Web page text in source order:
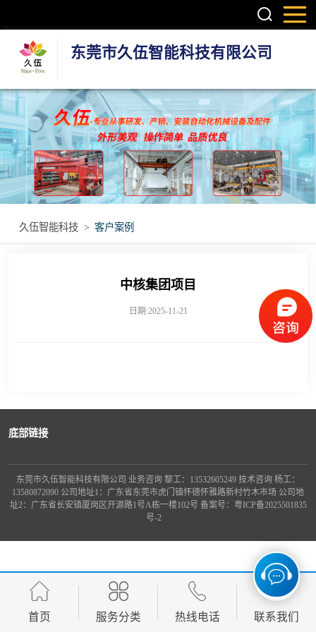
东莞市久伍智能科技有限公司
久伍智能科技 > 客户案例
中核集团项目
日期:2025-11-21
底部链接
东莞市久伍智能科技有限公司 业务咨询 黎工：13532605249 技术咨询 杨工：
13580872090 公司地址1：广东省东莞市虎门镇怀德怀雅路新村竹木市场 公司地
址2：广东省长安镇厦岗区开源路1号A栋一楼102号 备案号： 粤ICP备2025501835
号-2
首页 服务分类 热线电话 联系我们
三轴龙门桁架机
械手
两轴龙门机械手
机器人第七轴(地
轨)
立体库智能仓储